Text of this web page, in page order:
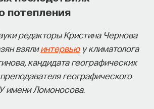
потепления
редакторы Кристина Чернова
взялиинтервьюу климатолога
кандидата географических
географического
имени Ломоносова.
убедятся в том, что
— это не только каскад
но и набор
необходимых для